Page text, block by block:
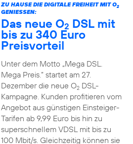
ZU HAUSE DIE DIGITALE FREIHEIT MIT O2
GENIESSEN:
Das neue O2 DSL mit
bis zu 340 Euro
Preisvorteil
Unter dem Motto „Mega DSL.
Mega Preis.” startet am 27.
Dezember die neue O2DSL-
Kampagne. Kunden profitieren vom
Angebot aus günstigen Einsteiger-
Tarifen ab 9,99 Euro bis hin zu
superschnellem VDSL mit bis zu
100 Mbit/s. Gleichzeitig können sie